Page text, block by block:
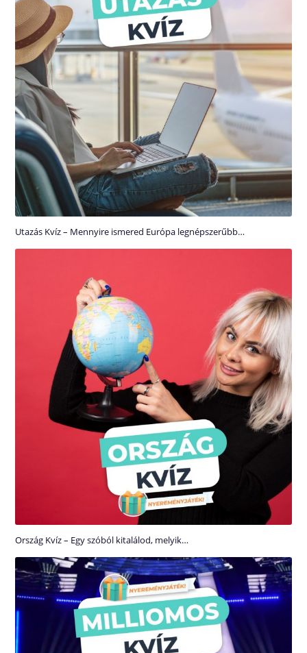
Utazás Kvíz – Mennyire ismered Európa legnépszerűbb…
Ország Kvíz – Egy szóból kitalálod, melyik…